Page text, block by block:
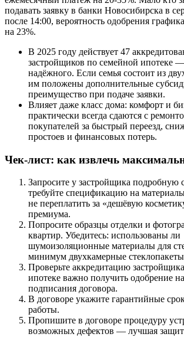
подавать заявку в банки Новосибирска в
после 14:00, вероятность одобрения
на 23%.
В 2025 году действует 47
застройщиков по семейной ипотеке
надёжного. Если семья состоит из
им положены дополнительные
преимущество при подаче заявки.
Влияет даже класс дома: комфорт и
практически всегда сдаются с
покупателей за быстрый переезд,
простоев и финансовых потерь.
Чек-лист: как извлечь
Запросите у застройщика подробную
требуйте спецификацию на
не переплатить за «дешёвую
премиума.
Попросите образцы отделки и
квартир. Убедитесь: использованы ли
шумоизоляционные материалы для
минимум двухкамерные
Проверьте аккредитацию
ипотеке важно получить одобрение
подписания договора.
В договоре укажите гарантийные
работы.
Пропишите в договоре процедуру
возможных дефектов — лучшая